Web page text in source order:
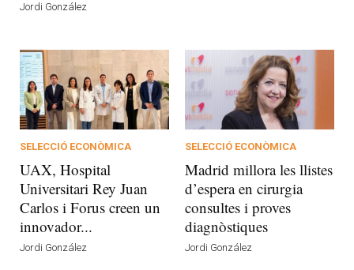
Jordi González
SELECCIÓ ECONÒMICA
UAX, Hospital
Universitari Rey Juan
Carlos i Forus creen un
innovador...
Jordi González
SELECCIÓ ECONÒMICA
Madrid millora les llistes
d’espera en cirurgia
consultes i proves
diagnòstiques
Jordi González